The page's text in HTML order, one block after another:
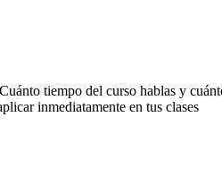
tiempo del curso hablas y
inmediatamente en tus clases